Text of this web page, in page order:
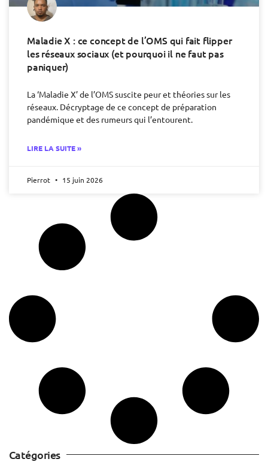
Maladie X : ce concept de l’OMS qui fait flipper
les réseaux sociaux (et pourquoi il ne faut pas
paniquer)
La ‘Maladie X’ de l’OMS suscite peur et théories sur les
réseaux. Décryptage de ce concept de préparation
pandémique et des rumeurs qui l’entourent.
LIRE LA SUITE »
Pierrot 15 juin 2026
Catégories